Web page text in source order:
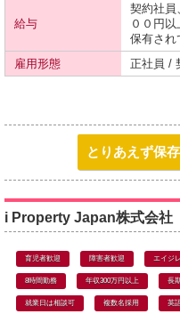
給与
契約社
００円以
保有され
雇用形態
正社員 /
とりあえず保存
i Property Japan株式会社
育児者歓迎 障害者歓迎 エイジ
8時間勤務 年収300万円以上 長
就業日は相談可 複数名採用 英